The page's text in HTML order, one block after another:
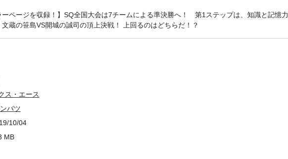
ーページを収録！】SQ全国大会は7チームによる準決勝へ！ 第1ステップは、知識と記憶力
蔵の笹島VS開城の誠司の頂上決戦！ 上回るのはどちらだ！？
ス・エース
バツ
10/04
MB